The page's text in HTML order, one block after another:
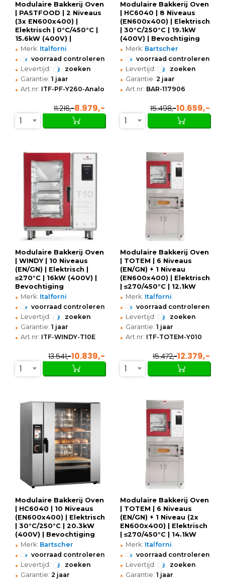
Modulaire Bakkerij Oven
| PASTFOOD | 2 Niveaus
(3x EN600x400) |
Elektrisch | 0°C/450°C |
15.6kW (400V) |
Stapelbaar
• Merk: Italforni
• voorraad controleren
• Levertijd: zoeken
• Garantie: 1 jaar
• Art.nr: ITF-PF-Y260-Analog
11.216,-8.979,-
1
Modulaire Bakkerij Oven
| HC6040 | 8 Niveaus
(EN600x400) | Elektrisch
| 30°C/250°C | 19.1kW
(400V) | Bevochtiging
(Automatisch) |
Zelfreiniging |
Stapelbaar |
Touchscreen + WiFi |
980x900x1000(h)mm
• Merk: Bartscher
• voorraad controleren
• Levertijd: zoeken
• Garantie: 2 jaar
• Art.nr: BAR-117906
15.498,-10.659,-
1
Modulaire Bakkerij Oven
| WINDY | 10 Niveaus
(EN/GN) | Elektrisch |
≤270°C | 16kW (400V) |
Bevochtiging
(Automatisch) |
Zelfreiniging |
Touchscreen |
880x885x1040(h)mm
• Merk: Italforni
• voorraad controleren
• Levertijd: zoeken
• Garantie: 1 jaar
• Art.nr: ITF-WINDY-T10E
13.541,-10.839,-
1
Modulaire Bakkerij Oven
| TOTEM | 6 Niveaus
(EN/GN) + 1 Niveau
(EN600x400) | Elektrisch
| ≤270/450°C | 12.1kW
(400V) | Bevochtiging
(Automatisch) |
Zelfreiniging |
Touchscreen
• Merk: Italforni
• voorraad controleren
• Levertijd: zoeken
• Garantie: 1 jaar
• Art.nr: ITF-TOTEM-Y010
15.472,-12.379,-
1
Modulaire Bakkerij Oven
| HC6040 | 10 Niveaus
(EN600x400) | Elektrisch
| 30°C/250°C | 20.3kW
(400V) | Bevochtiging
(Automatisch) |
Zelfreiniging |
Stapelbaar |
Touchscreen + WiFi |
980x900x1130(h)mm
• Merk: Bartscher
• voorraad controleren
• Levertijd: zoeken
• Garantie: 2 jaar
Modulaire Bakkerij Oven
| TOTEM | 6 Niveaus
(EN/GN) + 1 Niveau (2x
EN600x400) | Elektrisch
| ≤270/450°C | 14.1kW
(400V) | Bevochtiging
(Automatisch) |
Zelfreiniging |
Touchscreen
• Merk: Italforni
• voorraad controleren
• Levertijd: zoeken
• Garantie: 1 jaar